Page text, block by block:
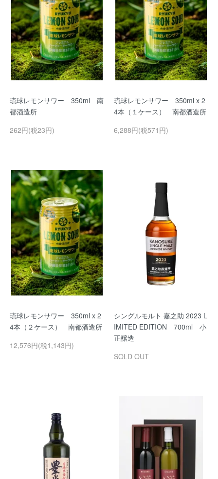
琉球レモンサワー 350ml 南
都酒造所
262円(税23円)
琉球レモンサワー 350ml x 2
4本（１ケース） 南都酒造所
6,288円(税571円)
琉球レモンサワー 350ml x 2
4本（２ケース） 南都酒造所
12,576円(税1,143円)
シングルモルト 嘉之助 2023 L
IMITED EDITION 700ml 小
正醸造
SOLD OUT